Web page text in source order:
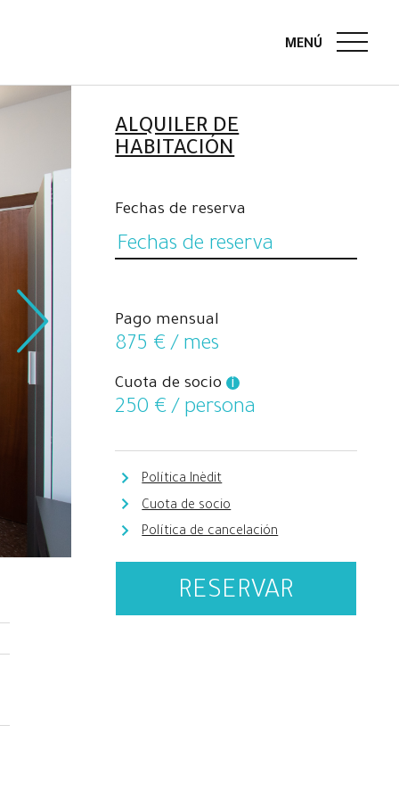
ALQUILER DE
HABITACIÓN
Fechas de reserva
Pago mensual
875 € / mes
Cuota de socio i
250 € / persona
Política Inèdit
Cuota de socio
Política de cancelación
RESERVAR